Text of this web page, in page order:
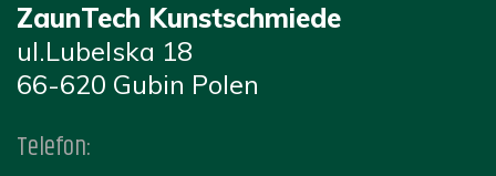
ZaunTech Kunstschmiede
ul.Lubelska 18
66-620 Gubin Polen
Telefon: